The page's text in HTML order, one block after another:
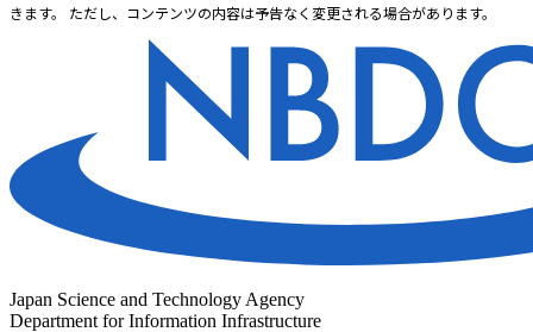
きます。 ただし、コンテンツの内容は予告なく変更される場合があります。
Japan Science and Technology Agency
Department for Information Infrastructure